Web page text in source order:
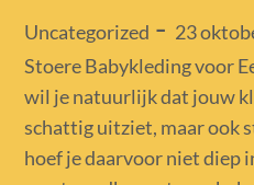
Uncategorized
Posted
on
23
Stoere Babykleding voor
wil je natuurlijk dat jouw
schattig uitziet, maar ook
hoef je daarvoor niet diep